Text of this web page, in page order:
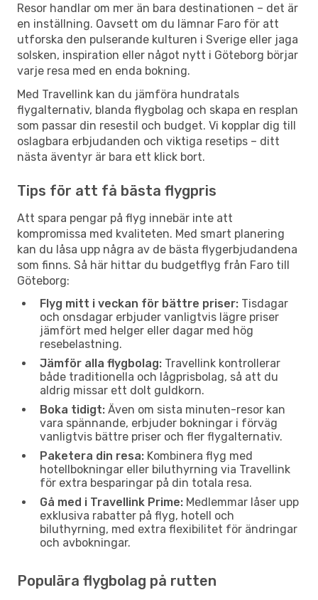
Resor handlar om mer än bara destinationen – det är
en inställning. Oavsett om du lämnar Faro för att
utforska den pulserande kulturen i Sverige eller jaga
solsken, inspiration eller något nytt i Göteborg börjar
varje resa med en enda bokning.
Med Travellink kan du jämföra hundratals
flygalternativ, blanda flygbolag och skapa en resplan
som passar din resestil och budget. Vi kopplar dig till
oslagbara erbjudanden och viktiga resetips – ditt
nästa äventyr är bara ett klick bort.
Tips för att få bästa flygpris
Att spara pengar på flyg innebär inte att
kompromissa med kvaliteten. Med smart planering
kan du låsa upp några av de bästa flygerbjudandena
som finns. Så här hittar du budgetflyg från Faro till
Göteborg:
Flyg mitt i veckan för bättre priser: Tisdagar
och onsdagar erbjuder vanligtvis lägre priser
jämfört med helger eller dagar med hög
resebelastning.
Jämför alla flygbolag: Travellink kontrollerar
både traditionella och lågprisbolag, så att du
aldrig missar ett dolt guldkorn.
Boka tidigt: Även om sista minuten-resor kan
vara spännande, erbjuder bokningar i förväg
vanligtvis bättre priser och fler flygalternativ.
Paketera din resa: Kombinera flyg med
hotellbokningar eller biluthyrning via Travellink
för extra besparingar på din totala resa.
Gå med i Travellink Prime: Medlemmar låser upp
exklusiva rabatter på flyg, hotell och
biluthyrning, med extra flexibilitet för ändringar
och avbokningar.
Populära flygbolag på rutten